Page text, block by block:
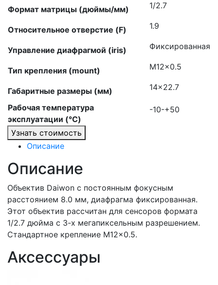
Формат матрицы (дюймы/мм) 1/2.7
Относительное отверстие (F) 1.9
Управление диафрагмой (iris) Фиксированная
Тип крепления (mount) M12x0.5
Габаритные размеры (мм) 14×22.7
Рабочая температура
эксплуатации (°C)
-10-+50
Узнать стоимость
Описание
Описание
Объектив Daiwon с постоянным фокусным
расстоянием 8.0 мм, диафрагма фиксированная.
Этот объектив рассчитан для сенсоров формата
1/2.7 дюйма с 3-х мегапиксельным разрешением.
Стандартное крепление M12x0.5.
Аксессуары